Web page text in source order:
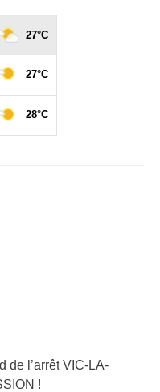
de l’arrêt VIC-LA-
!